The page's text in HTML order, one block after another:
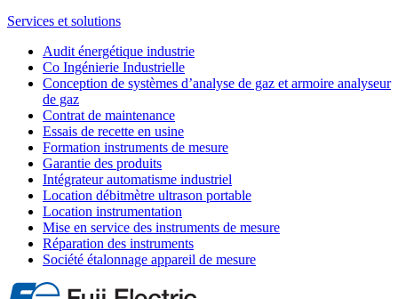
Services et solutions
Audit énergétique industrie
Co Ingénierie Industrielle
Conception de systèmes d’analyse de gaz et armoire analyseur
de gaz
Contrat de maintenance
Essais de recette en usine
Formation instruments de mesure
Garantie des produits
Intégrateur automatisme industriel
Location débitmètre ultrason portable
Location instrumentation
Mise en service des instruments de mesure
Réparation des instruments
Société étalonnage appareil de mesure